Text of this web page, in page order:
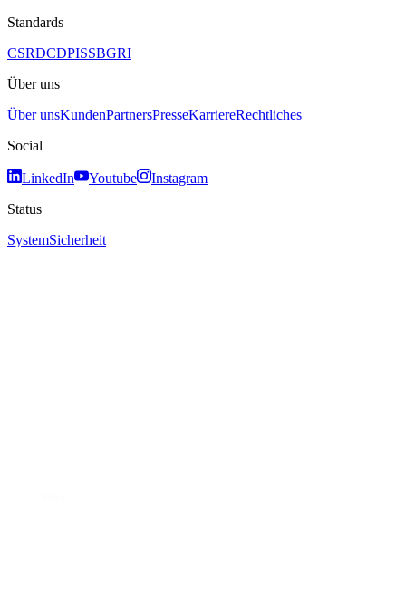
Standards
CSRDCDPISSBGRI
Über uns
Über unsKundenPartnersPresseKarriereRechtliches
Social
LinkedIn Youtube
Instagram
Status
SystemSicherheit